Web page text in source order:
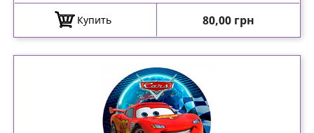
Купить Цена
80,00 грн